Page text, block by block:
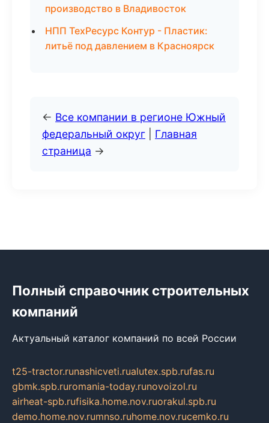
производство в Владивосток
НПП ТехРесурс Контур - Пластик:
литьё под давлением в Красноярск
← Все компании в регионе Южный
федеральный округ
Главная
страница →
Полный справочник строительных
компаний
Актуальный каталог компаний по всей России
t25-tractor.runashicveti.rualutex.spb.rufas.ru
gbmk.spb.ruromania-today.runovoizol.ru
airheat-spb.rufisika.home.nov.ruorakul.spb.ru
demo.home.nov.rumnso.ruhome.nov.rucemko.ru